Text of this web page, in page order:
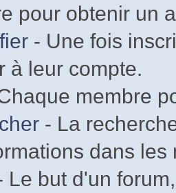
pour obtenir un
- Une fois
à leur compte.
membre
- La
dans
Le but d'un